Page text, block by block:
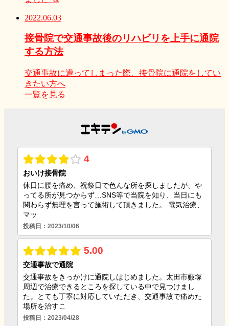
2022.06.03
接骨院で交通事故後のリハビリを上手に通院
する方法
交通事故に遭ってしまった際、接骨院に通院をしてい
きたい方へ
一覧を見る